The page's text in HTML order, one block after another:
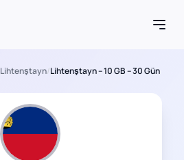
Lihtenştayn/Lihtenştayn – 10 GB – 30 Gün